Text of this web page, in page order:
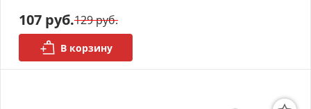
107 руб.129 руб.
В корзину